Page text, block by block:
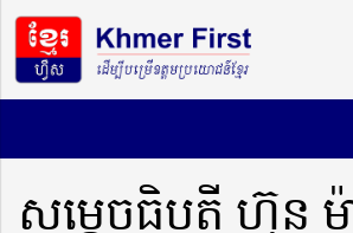
សម្តេចធិបតី ហ៊ុន